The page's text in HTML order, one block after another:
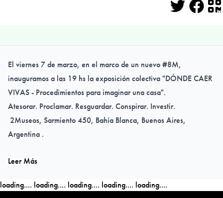
El viernes 7 de marzo, en el marco de un nuevo #8M,
inauguramos a las 19 hs la exposición colectiva "DÓNDE CAER
VIVAS - Procedimientos para imaginar una casa".
Atesorar. Proclamar. Resguardar. Conspirar. Investir.
2Museos, Sarmiento 450, Bahía Blanca, Buenos Aires,
Argentina .
Artistas:
Lucila Ortega
Leer Más
loading.... loading.... loading.... loading.... loading....